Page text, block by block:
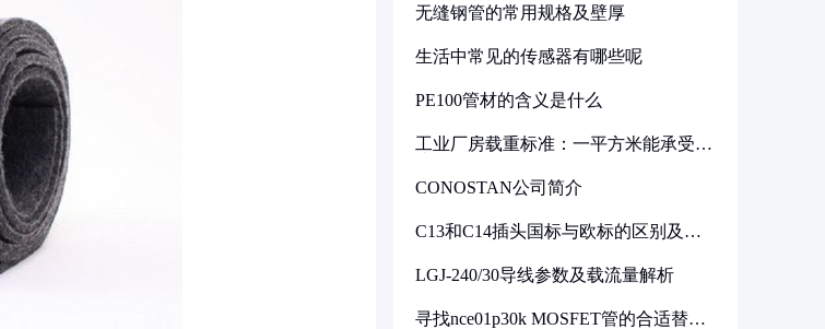
无缝钢管的常用规格及壁厚
生活中常见的传感器有哪些呢
PE100管材的含义是什么
工业厂房载重标准：一平方米能承受多
CONOSTAN公司简介
C13和C14插头国标与欧标的区别及其
LGJ-240/30导线参数及载流量解析
寻找nce01p30k MOSFET管的合适替代